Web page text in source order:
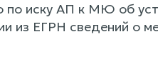
иску АП к МЮ об
из ЕГРН сведений о